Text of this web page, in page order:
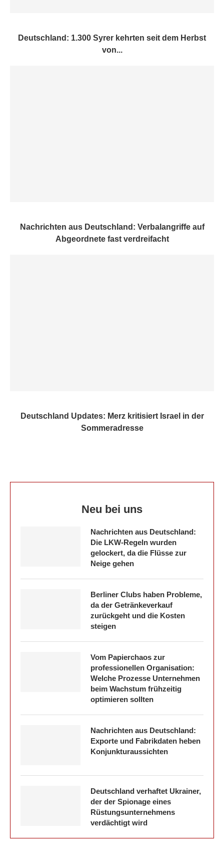
Deutschland: 1.300 Syrer kehrten seit dem Herbst
von...
Nachrichten aus Deutschland: Verbalangriffe auf
Abgeordnete fast verdreifacht
Deutschland Updates: Merz kritisiert Israel in der
Sommeradresse
Neu bei uns
Nachrichten aus Deutschland:
Die LKW-Regeln wurden
gelockert, da die Flüsse zur
Neige gehen
Berliner Clubs haben Probleme,
da der Getränkeverkauf
zurückgeht und die Kosten
steigen
Vom Papierchaos zur
professionellen Organisation:
Welche Prozesse Unternehmen
beim Wachstum frühzeitig
optimieren sollten
Nachrichten aus Deutschland:
Exporte und Fabrikdaten heben
Konjunkturaussichten
Deutschland verhaftet Ukrainer,
der der Spionage eines
Rüstungsunternehmens
verdächtigt wird